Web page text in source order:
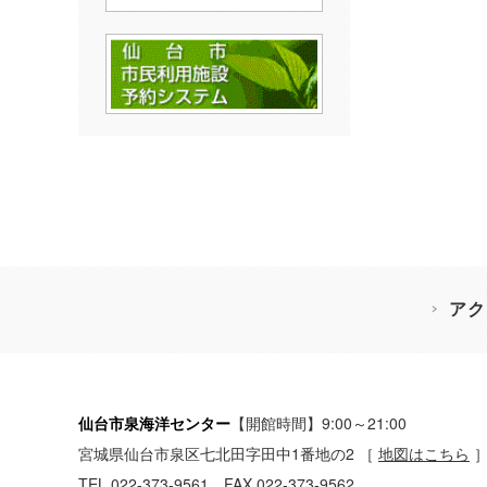
ア
仙台市泉海洋センター 【開館時間】9:00～21:00
宮城県仙台市泉区七北田字田中1番地の2
［ 地図はこちら